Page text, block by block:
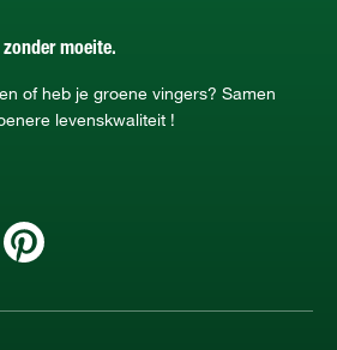
moeite.
of heb je groene vingers? Samen
levenskwaliteit !